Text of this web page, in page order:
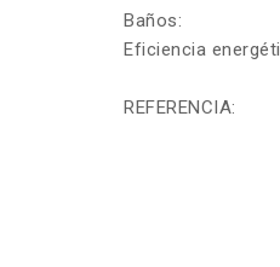
Baños:
Eficiencia
REFERENCIA: